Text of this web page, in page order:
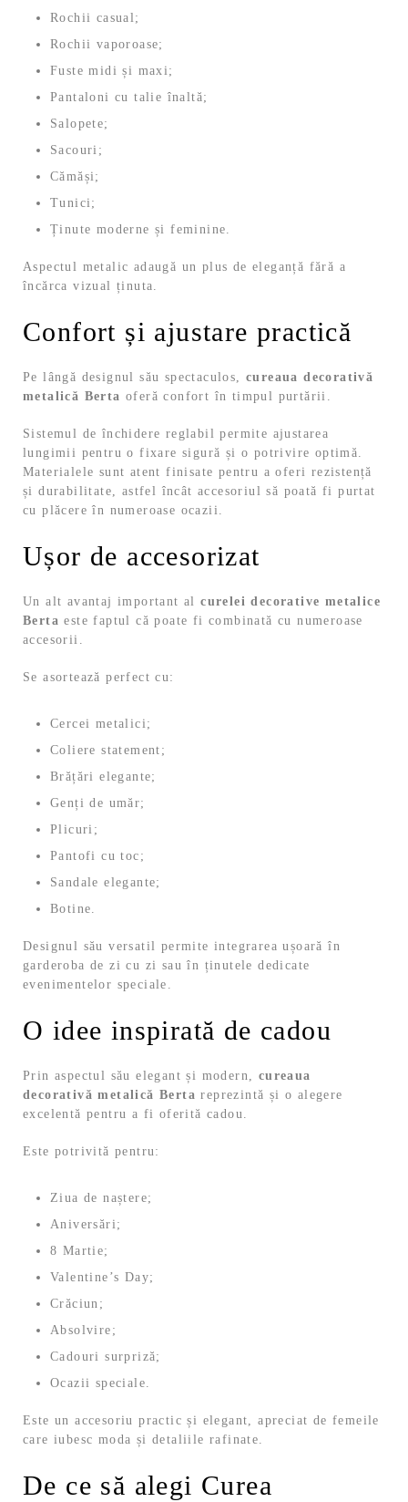
Rochii casual;
Rochii vaporoase;
Fuste midi și maxi;
Pantaloni cu talie înaltă;
Salopete;
Sacouri;
Cămăși;
Tunici;
Ținute moderne și feminine.
Aspectul metalic adaugă un plus de eleganță fără a
încărca vizual ținuta.
Confort și ajustare practică
Pe lângă designul său spectaculos,cureaua decorativă
metalică Berta oferă confort în timpul purtării.
Sistemul de închidere reglabil permite ajustarea
lungimii pentru o fixare sigură și o potrivire optimă.
Materialele sunt atent finisate pentru a oferi rezistență
și durabilitate, astfel încât accesoriul să poată fi purtat
cu plăcere în numeroase ocazii.
Ușor de accesorizat
Un alt avantaj important alcurelei decorative metalice
Berta este faptul că poate fi combinată cu numeroase
accesorii.
Se asortează perfect cu:
Cercei metalici;
Coliere statement;
Brățări elegante;
Genți de umăr;
Plicuri;
Pantofi cu toc;
Sandale elegante;
Botine.
Designul său versatil permite integrarea ușoară în
garderoba de zi cu zi sau în ținutele dedicate
evenimentelor speciale.
O idee inspirată de cadou
Prin aspectul său elegant și modern, cureaua
decorativă metalică Berta reprezintă și o alegere
excelentă pentru a fi oferită cadou.
Este potrivită pentru:
Ziua de naștere;
Aniversări;
8 Martie;
Valentine’s Day;
Crăciun;
Absolvire;
Cadouri surpriză;
Ocazii speciale.
Este un accesoriu practic și elegant, apreciat de femeile
care iubesc moda și detaliile rafinate.
De ce să alegi Curea